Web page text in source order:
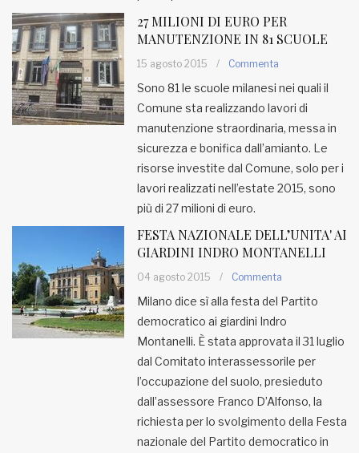
27 MILIONI DI EURO PER
MANUTENZIONE IN 81 SCUOLE
15 agosto 2015 / Commenta
Sono 81 le scuole milanesi nei quali il
Comune sta realizzando lavori di
manutenzione straordinaria, messa in
sicurezza e bonifica dall’amianto. Le
risorse investite dal Comune, solo per i
lavori realizzati nell’estate 2015, sono
più di 27 milioni di euro.
FESTA NAZIONALE DELL’UNITA' AI
GIARDINI INDRO MONTANELLI
04 agosto 2015 / Commenta
Milano dice sì alla festa del Partito
democratico ai giardini Indro
Montanelli. È stata approvata il 31 luglio
dal Comitato interassessorile per
l’occupazione del suolo, presieduto
dall’assessore Franco D’Alfonso, la
richiesta per lo svolgimento della Festa
nazionale del Partito democratico in